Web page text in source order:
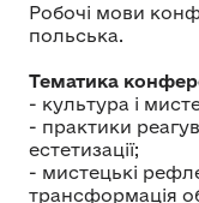
Робочі мови
польська.
Тематика
- культура і
- практики
естетизації;
- мистецькі
трансформація